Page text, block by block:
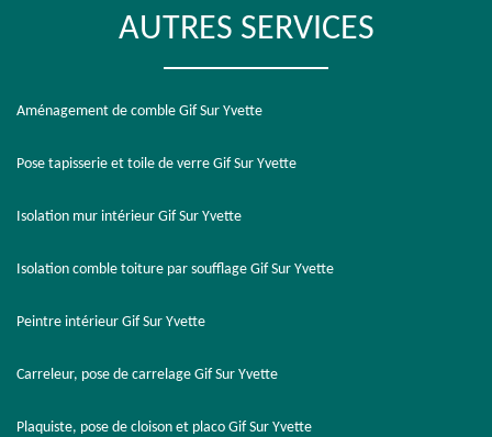
AUTRES SERVICES
Aménagement de comble Gif Sur Yvette
Pose tapisserie et toile de verre Gif Sur Yvette
Isolation mur intérieur Gif Sur Yvette
Isolation comble toiture par soufflage Gif Sur Yvette
Peintre intérieur Gif Sur Yvette
Carreleur, pose de carrelage Gif Sur Yvette
Plaquiste, pose de cloison et placo Gif Sur Yvette